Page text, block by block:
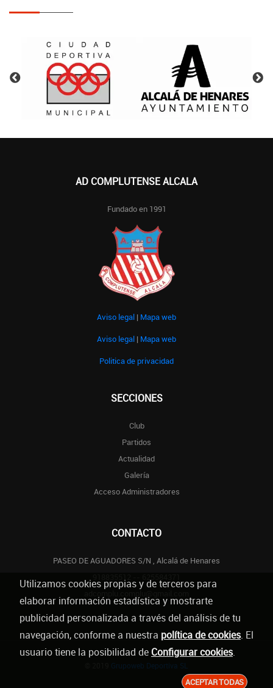
AD COMPLUTENSE ALCALA
Fundado en 1991
Aviso legal | Mapa web
Aviso legal | Mapa web
Politica de privacidad
SECCIONES
Club
Partidos
Actualidad
Galería
Acceso Administradores
CONTACTO
PASEO DE AGUADORES S/N , Alcalá de Henares
Grupoweb Deportiva SL
Utilizamos cookies propias y de terceros para
elaborar información estadística y mostrarte
publicidad personalizada a través del análisis de tu
navegación, conforme a nuestra política de cookies. El
usuario tiene la posibilidad de Configurar cookies.
ACEPTAR TODAS